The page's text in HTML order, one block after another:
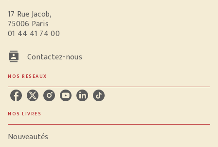
17 Rue Jacob,
75006 Paris
01 44 41 74 00
contacts Contactez-nous
NOS RÉSEAUX
NOS LIVRES
Nouveautés